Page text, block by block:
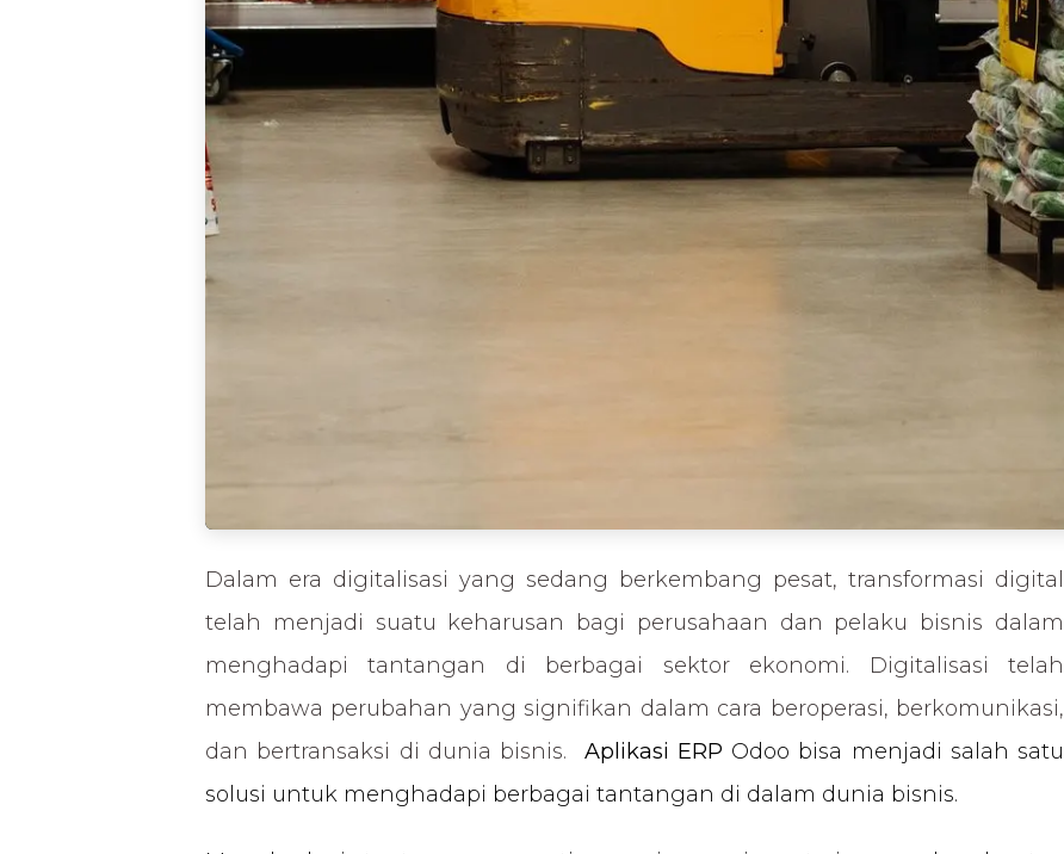
Dalam era digitalisasi yang sedang berkembang pesat, transformasi digital
telah menjadi suatu keharusan bagi perusahaan dan pelaku bisnis dalam
menghadapi tantangan di berbagai sektor ekonomi. Digitalisasi telah
membawa perubahan yang signifikan dalam cara beroperasi, berkomunikasi,
dan bertransaksi di dunia bisnis.
Aplikasi ERP Odoo bisa menjadi salah satu
solusi untuk menghadapi berbagai tantangan di dalam dunia bisnis.